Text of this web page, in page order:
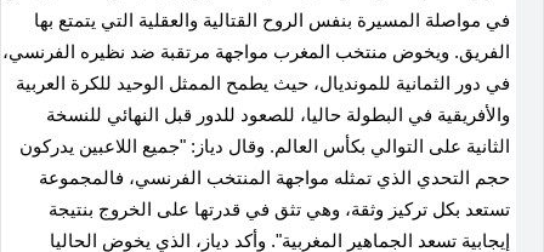
في مواصلة المسيرة بنفس الروح القتالية والعقلية التي يتمتع بها
الفريق. ويخوض منتخب المغرب مواجهة مرتقبة ضد نظيره الفرنسي،
في دور الثمانية للمونديال، حيث يطمح الممثل الوحيد للكرة العربية
والأفريقية في البطولة حاليا، للصعود للدور قبل النهائي للنسخة
الثانية على التوالي بكأس العالم. وقال دياز: "جميع اللاعبين يدركون
حجم التحدي الذي تمثله مواجهة المنتخب الفرنسي، فالمجموعة
تستعد بكل تركيز وثقة، وهي تثق في قدرتها على الخروج بنتيجة
إيجابية تسعد الجماهير المغربية". وأكد دياز، الذي يخوض الحاليا